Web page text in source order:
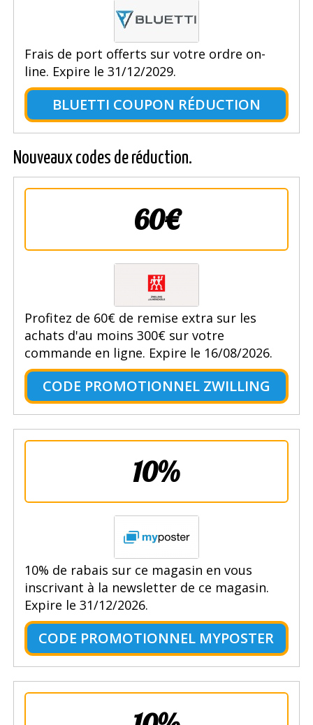
Frais de port offerts sur votre ordre on-
line. Expire le 31/12/2029.
BLUETTI COUPON RÉDUCTION
Nouveaux codes de réduction.
60€
Profitez de 60€ de remise extra sur les
achats d'au moins 300€ sur votre
commande en ligne. Expire le 16/08/2026.
CODE PROMOTIONNEL ZWILLING
10%
10% de rabais sur ce magasin en vous
inscrivant à la newsletter de ce magasin.
Expire le 31/12/2026.
CODE PROMOTIONNEL MYPOSTER